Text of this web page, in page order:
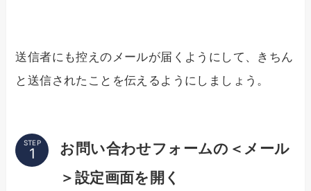
送信者にも控えのメールが届くようにして、きちん
と送信されたことを伝えるようにしましょう。
STEP
お問い合わせフォームの＜メール
＞設定画面を開く